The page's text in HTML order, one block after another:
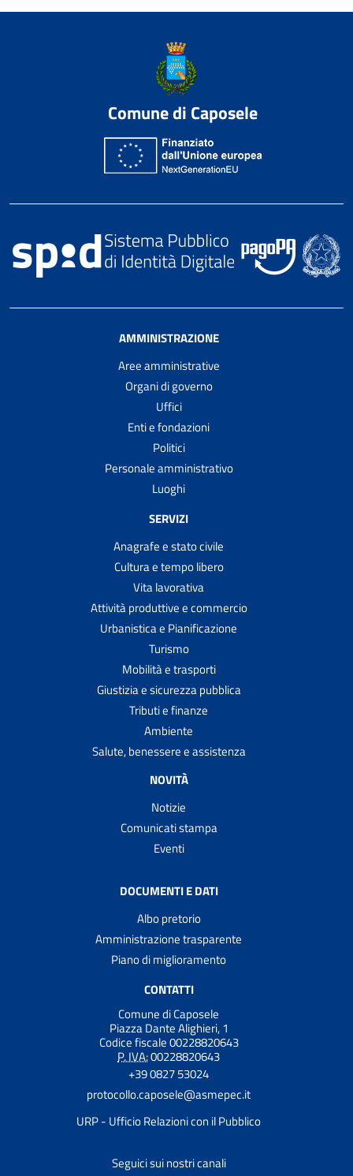
Comune di Caposele
AMMINISTRAZIONE
Aree amministrative
Organi di governo
Uffici
Enti e fondazioni
Politici
Personale amministrativo
Luoghi
SERVIZI
Anagrafe e stato civile
Cultura e tempo libero
Vita lavorativa
Attività produttive e commercio
Urbanistica e Pianificazione
Turismo
Mobilità e trasporti
Giustizia e sicurezza pubblica
Tributi e finanze
Ambiente
Salute, benessere e assistenza
NOVITÀ
Notizie
Comunicati stampa
Eventi
DOCUMENTI E DATI
Albo pretorio
Amministrazione trasparente
Piano di miglioramento
CONTATTI
Comune di Caposele
Piazza Dante Alighieri, 1
Codice fiscale 00228820643
P. IVA:00228820643
+39 0827 53024
protocollo.caposele@asmepec.it
URP - Ufficio Relazioni con il Pubblico
Seguici sui nostri canali